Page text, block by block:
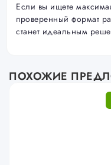
Если вы ищете
проверенный формат
станет идеальным
ПОХОЖИЕ